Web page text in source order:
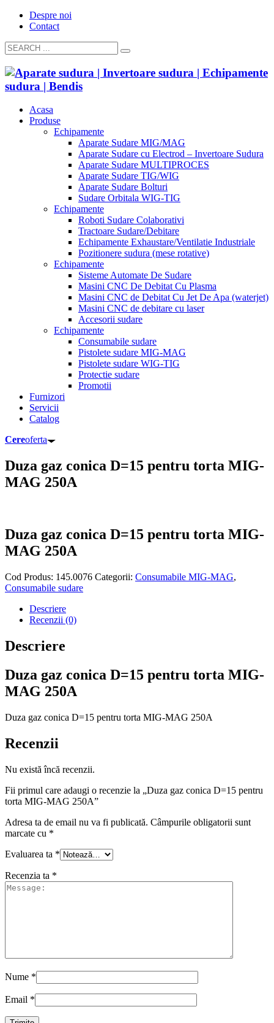
Despre noi
Contact
Acasa
Produse
Echipamente
Aparate Sudare MIG/MAG
Aparate Sudare cu Electrod – Invertoare Sudura
Aparate Sudare MULTIPROCES
Aparate Sudare TIG/WIG
Aparate Sudare Bolturi
Sudare Orbitala WIG-TIG
Echipamente
Roboti Sudare Colaborativi
Tractoare Sudare/Debitare
Echipamente Exhaustare/Ventilatie Industriale
Pozitionere sudura (mese rotative)
Echipamente
Sisteme Automate De Sudare
Masini CNC De Debitat Cu Plasma
Masini CNC de Debitat Cu Jet De Apa (waterjet)
Masini CNC de debitare cu laser
Accesorii sudare
Echipamente
Consumabile sudare
Pistolete sudare MIG-MAG
Pistolete sudare WIG-TIG
Protectie sudare
Promotii
Furnizori
Servicii
Catalog
Cereoferta
Duza gaz conica D=15 pentru torta MIG-
MAG 250A
Duza gaz conica D=15 pentru torta MIG-
MAG 250A
Cod Produs: 145.0076 Categorii: Consumabile MIG-MAG,
Consumabile sudare
Descriere
Recenzii (0)
Descriere
Duza gaz conica D=15 pentru torta MIG-
MAG 250A
Duza gaz conica D=15 pentru torta MIG-MAG 250A
Recenzii
Nu există încă recenzii.
Fii primul care adaugi o recenzie la „Duza gaz conica D=15 pentru
torta MIG-MAG 250A”
Adresa ta de email nu va fi publicată. Câmpurile obligatorii sunt
marcate cu *
Evaluarea ta *
Recenzia ta *
Nume *
Email *